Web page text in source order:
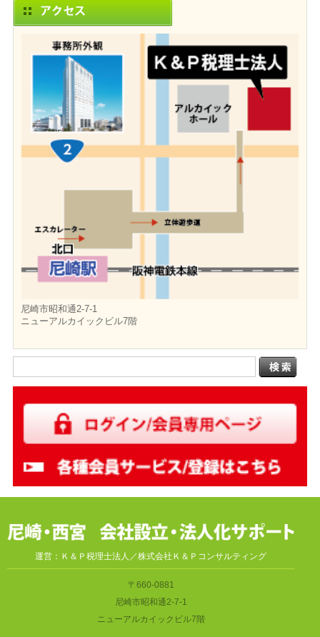
尼崎市昭和通2-7-1
ニューアルカイックビル7階
運営：Ｋ＆Ｐ税理士法人／株式会社Ｋ＆Ｐコンサルティング
〒660-0881
尼崎市昭和通2-7-1
ニューアルカイックビル7階